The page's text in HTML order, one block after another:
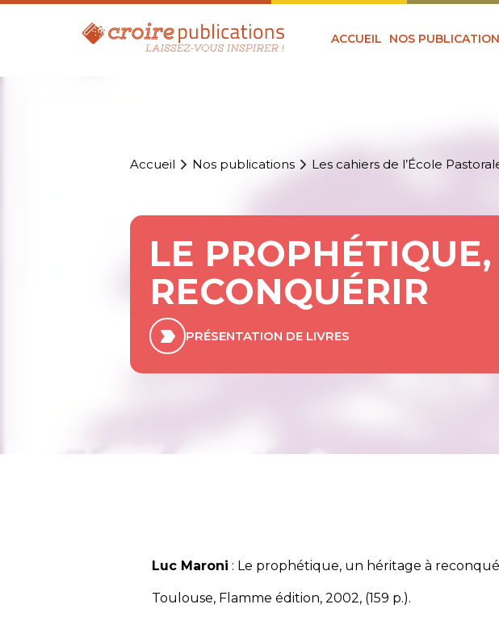
ACCUEIL NOS
Accueil Nos publications Les cahiers de l’École
LE
RECONQUÉRIR
PRÉSENTATION DE LIVRES
Luc Maroni : Le prophétique, un héritage à
Toulouse, Flamme édition, 2002, (159 p.).